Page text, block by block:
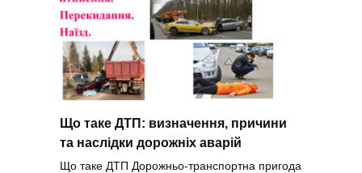
Що таке ДТП: визначення, причини
та наслідки дорожніх аварій
Що таке ДТП Дорожньо-транспортна пригода